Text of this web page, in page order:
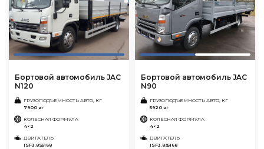
Бортовой автомобиль JAC
N120
ГРУЗОПОДЪЕМНОСТЬ АВТО, КГ
7900 кг
КОЛЕСНАЯ ФОРМУЛА
4×2
ДВИГАТЕЛЬ
ISF3.8S5168
Бортовой автомобиль JAC
N90
ГРУЗОПОДЪЕМНОСТЬ АВТО, КГ
5920 кг
КОЛЕСНАЯ ФОРМУЛА
4×2
ДВИГАТЕЛЬ
ISF3.8s5168